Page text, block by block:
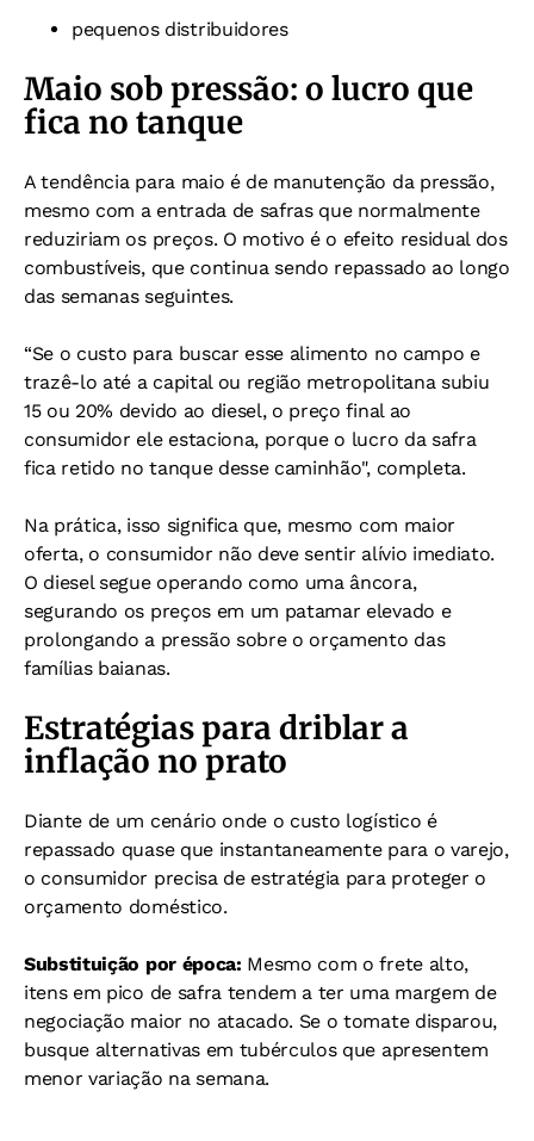
pequenos distribuidores
Maio sob pressão: o lucro que
fica no tanque
A tendência para maio é de manutenção da pressão,
mesmo com a entrada de safras que normalmente
reduziriam os preços. O motivo é o efeito residual dos
combustíveis, que continua sendo repassado ao longo
das semanas seguintes.
“Se o custo para buscar esse alimento no campo e
trazê-lo até a capital ou região metropolitana subiu
15 ou 20% devido ao diesel, o preço final ao
consumidor ele estaciona, porque o lucro da safra
fica retido no tanque desse caminhão", completa.
Na prática, isso significa que, mesmo com maior
oferta, o consumidor não deve sentir alívio imediato.
O diesel segue operando como uma âncora,
segurando os preços em um patamar elevado e
prolongando a pressão sobre o orçamento das
famílias baianas.
Estratégias para driblar a
inflação no prato
Diante de um cenário onde o custo logístico é
repassado quase que instantaneamente para o varejo,
o consumidor precisa de estratégia para proteger o
orçamento doméstico.
Substituição por época: Mesmo com o frete alto,
itens em pico de safra tendem a ter uma margem de
negociação maior no atacado. Se o tomate disparou,
busque alternativas em tubérculos que apresentem
menor variação na semana.